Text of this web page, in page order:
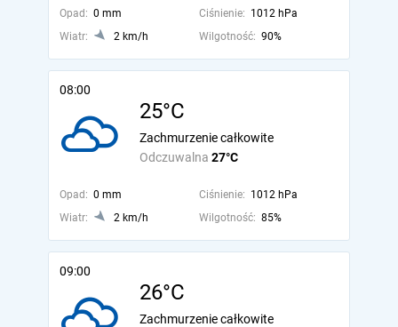
Opad: 0 mm Ciśnienie: 1012 hPa
Wiatr:
2 km/h Wilgotność: 90%
08:00
25°C
Odczuwalna 27°C
Zachmurzenie całkowite
Opad: 0 mm Ciśnienie: 1012 hPa
Wiatr:
2 km/h Wilgotność: 85%
09:00
26°C
Zachmurzenie całkowite